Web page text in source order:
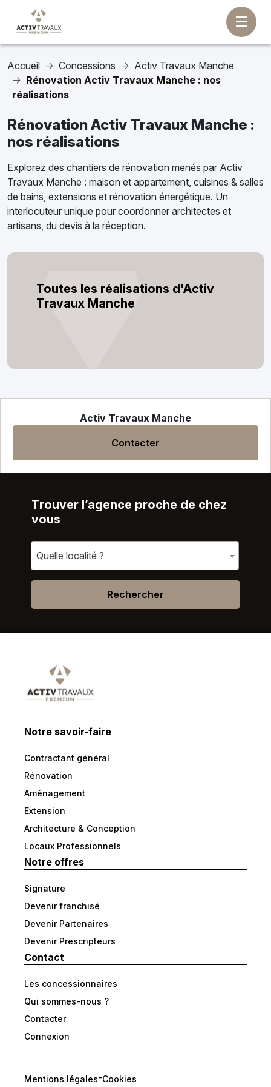
Accueil Concessions
Activ Travaux Manche
Rénovation Activ Travaux Manche : nos
réalisations
Rénovation Activ Travaux Manche :
nos réalisations
Explorez des chantiers de rénovation menés par Activ
Travaux Manche : maison et appartement, cuisines & salles
de bains, extensions et rénovation énergétique. Un
interlocuteur unique pour coordonner architectes et
artisans, du devis à la réception.
Toutes les réalisations d'Activ
Travaux Manche
Activ Travaux Manche
Contacter
Trouver l’agence proche de chez
vous
Quelle localité ?
Rechercher
Notre savoir-faire
Contractant général
Rénovation
Aménagement
Extension
Architecture & Conception
Locaux Professionnels
Notre offres
Signature
Devenir franchisé
Devenir Partenaires
Devenir Prescripteurs
Contact
Les concessionnaires
Qui sommes-nous ?
Contacter
Connexion
Mentions légales-Cookies